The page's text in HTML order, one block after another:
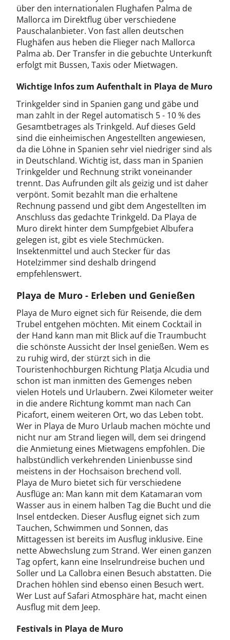
über den internationalen Flughafen Palma de
Mallorca im Direktflug über verschiedene
Pauschalanbieter. Von fast allen deutschen
Flughäfen aus heben die Flieger nach Mallorca
Palma ab. Der Transfer in die gebuchte Unterkunft
erfolgt mit Bussen, Taxis oder Mietwagen.
Wichtige Infos zum Aufenthalt in Playa de Muro
Trinkgelder sind in Spanien gang und gäbe und
man zahlt in der Regel automatisch 5 - 10 % des
Gesamtbetrages als Trinkgeld. Auf dieses Geld
sind die einheimischen Angestellten angewiesen,
da die Löhne in Spanien sehr viel niedriger sind als
in Deutschland. Wichtig ist, dass man in Spanien
Trinkgelder und Rechnung strikt voneinander
trennt. Das Aufrunden gilt als geizig und ist daher
verpönt. Somit bezahlt man die erhaltene
Rechnung passend und gibt dem Angestellten im
Anschluss das gedachte Trinkgeld. Da Playa de
Muro direkt hinter dem Sumpfgebiet Albufera
gelegen ist, gibt es viele Stechmücken.
Insektenmittel und auch Stecker für das
Hotelzimmer sind deshalb dringend
empfehlenswert.
Playa de Muro - Erleben und Genießen
Playa de Muro eignet sich für Reisende, die dem
Trubel entgehen möchten. Mit einem Cocktail in
der Hand kann man mit Blick auf die Traumbucht
die schönste Aussicht der Insel genießen. Wem es
zu ruhig wird, der stürzt sich in die
Touristenhochburgen Richtung Platja Alcudia und
schon ist man inmitten des Gemenges neben
vielen Hotels und Urlaubern. Zwei Kilometer weiter
in die andere Richtung kommt man nach Can
Picafort, einem weiteren Ort, wo das Leben tobt.
Wer in Playa de Muro Urlaub machen möchte und
nicht nur am Strand liegen will, dem sei dringend
die Anmietung eines Mietwagens empfohlen. Die
halbstündlich verkehrenden Linienbusse sind
meistens in der Hochsaison brechend voll.
Playa de Muro bietet sich für verschiedene
Ausflüge an: Man kann mit dem Katamaran vom
Wasser aus in einem halben Tag die Bucht und die
Insel entdecken. Dieser Ausflug eignet sich zum
Tauchen, Schwimmen und Sonnen, das
Mittagessen ist bereits im Ausflug inklusive. Eine
nette Abwechslung zum Strand. Wer einen ganzen
Tag opfert, kann eine Inselrundreise buchen und
Soller und La Callobra einen Besuch abstatten. Die
Drachen höhlen sind ebenso einen Besuch wert.
Wer Lust auf Safari Atmosphäre hat, macht einen
Ausflug mit dem Jeep.
Festivals in Playa de Muro